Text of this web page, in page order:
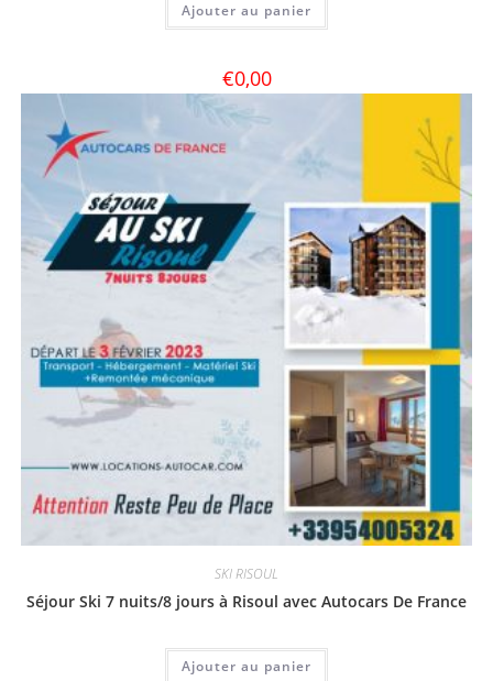
Ajouter au panier
€0,00
SKI RISOUL
Séjour Ski 7 nuits/8 jours à Risoul avec Autocars De France
Ajouter au panier